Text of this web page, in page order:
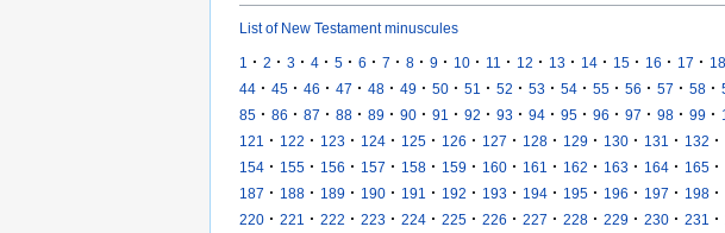
List of New Testament minuscules
1 · 2 · 3 · 4 · 5 · 6 · 7 · 8 · 9 · 10 · 11 · 12 · 13 · 14 · 15 · 16 · 17 · 18
44 · 45 · 46 · 47 · 48 · 49 · 50 · 51 · 52 · 53 · 54 · 55 · 56 · 57 · 58 ·
85 · 86 · 87 · 88 · 89 · 90 · 91 · 92 · 93 · 94 · 95 · 96 · 97 · 98 · 99 ·
121 · 122 · 123 · 124 · 125 · 126 · 127 · 128 · 129 · 130 · 131 · 132 ·
154 · 155 · 156 · 157 · 158 · 159 · 160 · 161 · 162 · 163 · 164 · 165 ·
187 · 188 · 189 · 190 · 191 · 192 · 193 · 194 · 195 · 196 · 197 · 198 ·
220 · 221 · 222 · 223 · 224 · 225 · 226 · 227 · 228 · 229 · 230 · 231 ·